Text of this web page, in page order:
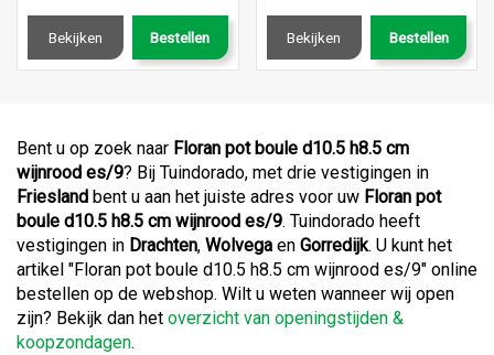
Bekijken Bestellen Bekijken Bestellen
Bent u op zoek naar Floran pot boule d10.5 h8.5 cm
wijnrood es/9? Bij Tuindorado, met drie vestigingen in
Friesland bent u aan het juiste adres voor uw Floran pot
boule d10.5 h8.5 cm wijnrood es/9. Tuindorado heeft
vestigingen in Drachten, Wolvega en Gorredijk. U kunt het
artikel "Floran pot boule d10.5 h8.5 cm wijnrood es/9" online
bestellen op de webshop. Wilt u weten wanneer wij open
zijn? Bekijk dan het overzicht van openingstijden &
koopzondagen.